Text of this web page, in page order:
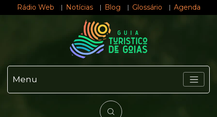
Rádio Web Notícias Blog Glossário Agenda
Menu